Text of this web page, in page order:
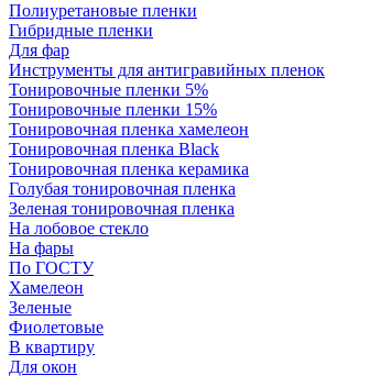
Полиуретановые пленки
Гибридные пленки
Для фар
Инструменты для антигравийных пленок
Тонировочные пленки 5%
Тонировочные пленки 15%
Тонировочная пленка хамелеон
Тонировочная пленка Black
Тонировочная пленка керамика
Голубая тонировочная пленка
Зеленая тонировочная пленка
На лобовое стекло
На фары
По ГОСТУ
Хамелеон
Зеленые
Фиолетовые
В квартиру
Для окон